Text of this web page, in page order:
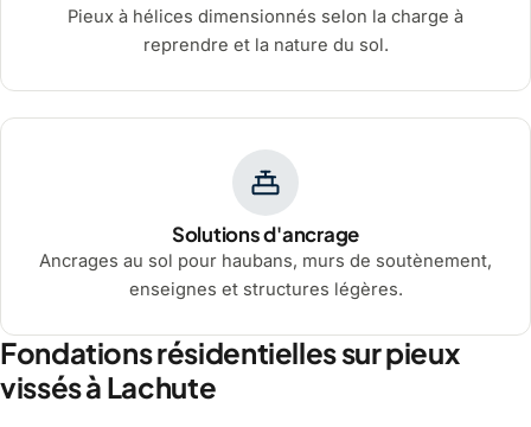
Pieux à hélices dimensionnés selon la charge à
reprendre et la nature du sol.
Solutions d'ancrage
Ancrages au sol pour haubans, murs de soutènement,
enseignes et structures légères.
Fondations résidentielles sur pieux
vissés à Lachute